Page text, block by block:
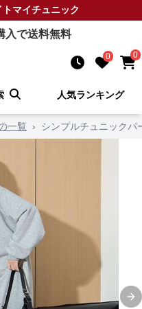
マイチュニック
入で送料無料
0 0
人気ランキング
一覧 › シンプルチュニックパ